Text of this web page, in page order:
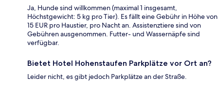
Ja, Hunde sind willkommen (maximal 1 insgesamt,
Höchstgewicht: 5 kg pro Tier). Es fällt eine Gebühr in Höhe von
15 EUR pro Haustier, pro Nacht an. Assistenztiere sind von
Gebühren ausgenommen. Futter- und Wassernäpfe sind
verfügbar.
Bietet Hotel Hohenstaufen Parkplätze vor Ort an?
Leider nicht, es gibt jedoch Parkplätze an der Straße.